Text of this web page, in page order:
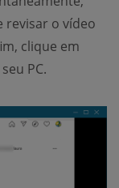
revisar o vídeo
clique em
PC.